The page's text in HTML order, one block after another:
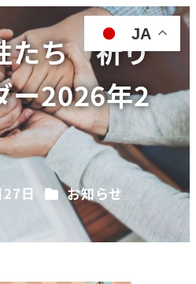
たち 祈り
ー2026年2
日 カテゴリー
お知らせ
JA